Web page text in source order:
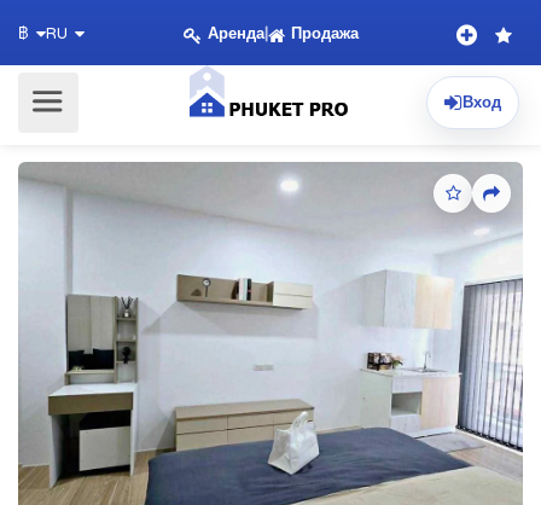
฿ RU Аренда| Продажа
Вход